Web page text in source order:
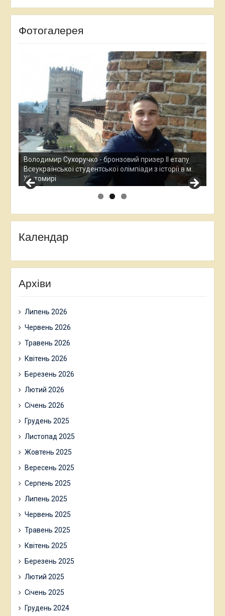
Фотогалерея
Остап Кардаш - бронзовий призер ІІ етапу
Всеукраїнської студентської олімпади з історії в м.
Житомирі
Календар
Архіви
Липень 2026
Червень 2026
Травень 2026
Квітень 2026
Березень 2026
Лютий 2026
Січень 2026
Грудень 2025
Листопад 2025
Жовтень 2025
Вересень 2025
Серпень 2025
Липень 2025
Червень 2025
Травень 2025
Квітень 2025
Березень 2025
Лютий 2025
Січень 2025
Грудень 2024